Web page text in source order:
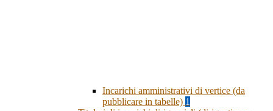
Incarichi amministrativi di vertice (da
pubblicare in tabelle) 1